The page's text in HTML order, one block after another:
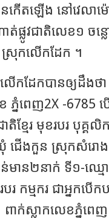
នកើតឡើង នៅវេល
ផ្លូវជាតិលេខ១ ចន្
រុកលើកដែក ។
កដែកបានឲ្យដឹងថា
ភ្នំពេញ2X -6785
ខ្មែរ មុខរបរ បុគ្គ
ើងកួន ស្រុកសំរោង
មាន២នាក់ ទី១-ឈ្ម
រ កម្មករ ជាអ្នកប
ាក់ស្លាកលេខភ្នំព